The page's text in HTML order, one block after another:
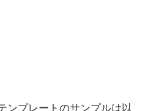
ンプレートのサンプルは以